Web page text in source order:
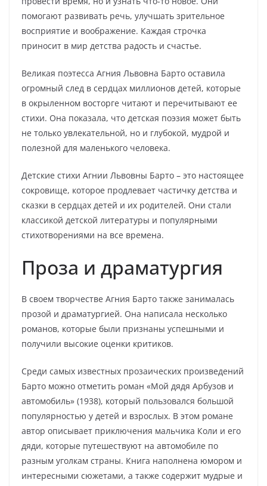
помогают развивать речь, улучшать зрительное
восприятие и воображение. Каждая строчка
приносит в мир детства радость и счастье.
Великая поэтесса Агния Львовна Барто оставила
огромный след в сердцах миллионов детей, которые
в окрыленном восторге читают и перечитывают ее
стихи. Она показала, что детская поэзия может быть
не только увлекательной, но и глубокой, мудрой и
полезной для маленького человека.
Детские стихи Агнии Львовны Барто – это настоящее
сокровище, которое продлевает частичку детства и
сказки в сердцах детей и их родителей. Они стали
классикой детской литературы и популярными
стихотворениями на все времена.
Проза и драматургия
В своем творчестве Агния Барто также занималась
прозой и драматургией. Она написала несколько
романов, которые были признаны успешными и
получили высокие оценки критиков.
Среди самых известных прозаических произведений
Барто можно отметить роман «Мой дядя Арбузов и
автомобиль» (1938), который пользовался большой
популярностью у детей и взрослых. В этом романе
автор описывает приключения мальчика Коли и его
дяди, которые путешествуют на автомобиле по
разным уголкам страны. Книга наполнена юмором и
интересными сюжетами, а также содержит мудрые и